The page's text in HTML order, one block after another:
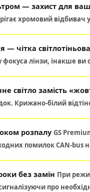
— захист для
хромовий відбивач
— чітка
лінзи, інакше ви
світло замість
Крижано-білий
розпалу GS
помилок CAN-bus
без замін При
про